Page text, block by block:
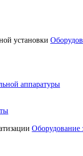
аппаратуры
Оборудование